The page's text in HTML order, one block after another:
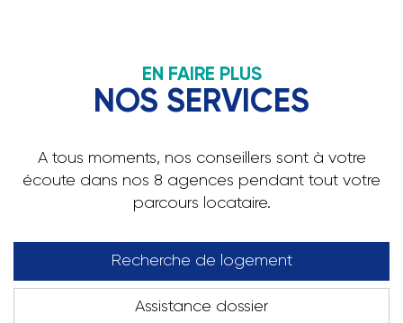
EN FAIRE PLUS
NOS SERVICES
A tous moments, nos conseillers sont à votre
écoute dans nos 8 agences pendant tout votre
parcours locataire.
Recherche de logement
Assistance dossier